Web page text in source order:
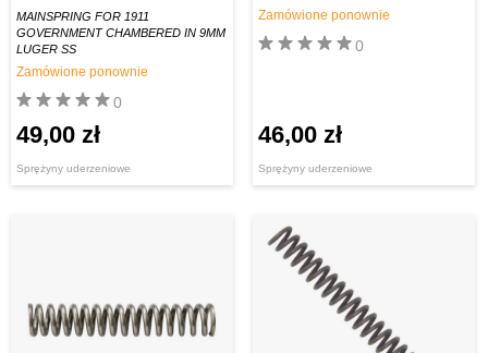
MAINSPRING FOR 1911
GOVERNMENT CHAMBERED IN 9MM
LUGER SS
Sprężyny uderzeniowe
0
Zamówione ponownie
49,00 zł
Sprężyny uderzeniowe
0
Zamówione ponownie
46,00 zł